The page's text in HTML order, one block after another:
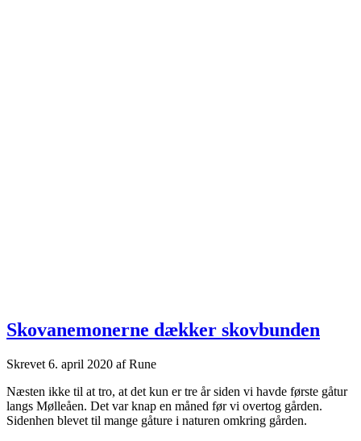
Skovanemonerne dækker skovbunden
Skrevet 6. april 2020 afRune
Næsten ikke til at tro, at det kun er tre år siden vi havde første gåtur
langs Mølleåen. Det var knap en måned før vi overtog gården.
Sidenhen blevet til mange gåture i naturen omkring gården.